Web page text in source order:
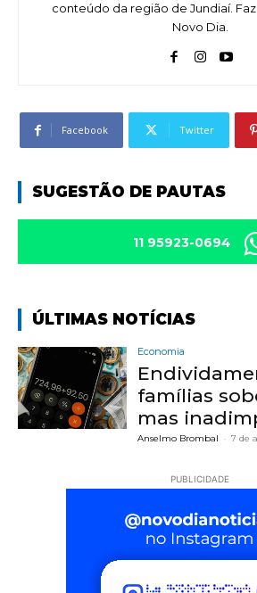
conteúdo da região de Jundiaí.
Novo Dia.
Facebook Twitter
SUGESTÃO DE PAUTAS
11 95923-0694
ÚLTIMAS NOTÍCIAS
Economia
famílias
mas
Anselmo Brombal - 7 de
PUBLICIDADE